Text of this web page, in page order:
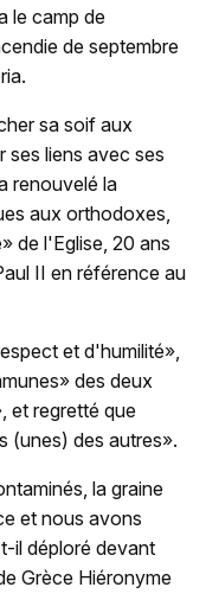
le camp de
de septembre
sa soif aux
ses liens avec ses
renouvelé la
aux orthodoxes,
de l'Eglise, 20 ans
II en référence au
et d'humilité»,
des deux
et regretté que
(unes) des autres».
la graine
et nous avons
il déploré devant
Grèce Hiéronyme